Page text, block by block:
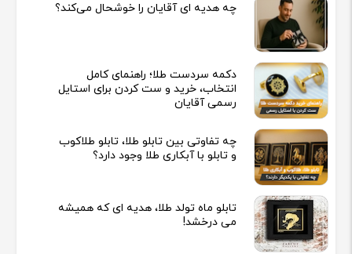
چه هدیه‌ ای آقایان را خوشحال می‌کند؟
دکمه سردست طلا؛ راهنمای کامل
انتخاب، خرید و ست کردن برای استایل
رسمی آقایان
چه تفاوتی بین تابلو طلا، تابلو طلاکوب
و تابلو با آبکاری طلا وجود دارد؟
تابلو ماه تولد طلا، هدیه ای که همیشه
می درخشد!